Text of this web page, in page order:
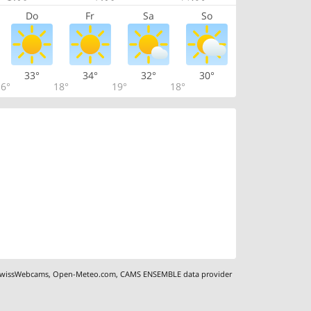
Do Fr Sa So
33°
18°
34°
19°
32°
18°
30°
,Open-Meteo.com,CAMS ENSEMBLE data provider